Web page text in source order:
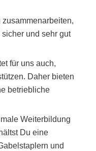
und sehr gut
für uns auch,
Daher bieten
betriebliche
Weiterbildung
Du eine
und